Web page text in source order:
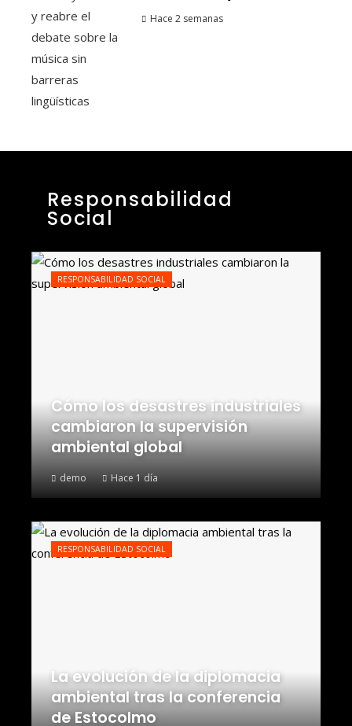
Hace 2 semanas
Responsabilidad
Social
RESPONSABILIDAD SOCIAL
Cómo los desastres industriales
cambiaron la supervisión
ambiental global
demo Hace 1 día
RESPONSABILIDAD SOCIAL
La evolución de la diplomacia
ambiental tras la conferencia
de Estocolmo